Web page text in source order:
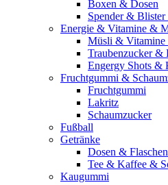
Boxen & Dosen
Spender & Blister
Energie & Vitamine &
Müsli & Vitamine
Traubenzucker &
Engergy Shots &
Fruchtgummi &
Fruchtgummi
Lakritz
Schaumzucker
Fußball
Getränke
Dosen &
Tee & Kaffee &
Kaugummi